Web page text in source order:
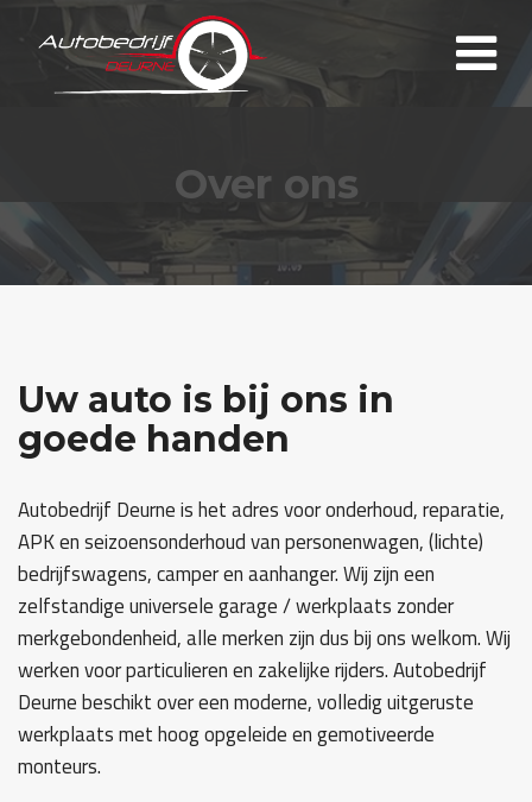
Over ons
Uw auto is bij ons in
goede handen
Autobedrijf Deurne is het adres voor onderhoud, reparatie,
APK en seizoensonderhoud van personenwagen, (lichte)
bedrijfswagens, camper en aanhanger. Wij zijn een
zelfstandige universele garage / werkplaats zonder
merkgebondenheid, alle merken zijn dus bij ons welkom. Wij
werken voor particulieren en zakelijke rijders. Autobedrijf
Deurne beschikt over een moderne, volledig uitgeruste
werkplaats met hoog opgeleide en gemotiveerde
monteurs.